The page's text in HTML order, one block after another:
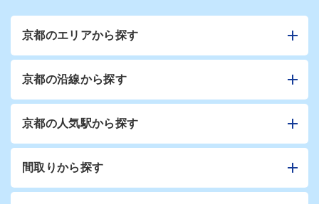
京都のエリアから探す
京都の沿線から探す
京都の人気駅から探す
間取りから探す